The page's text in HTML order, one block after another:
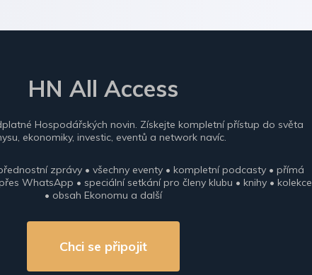
HN All Access
Hospodářských novin. Získejte kompletní přístup do světa
ekonomiky, investic, eventů a network navíc.
zprávy • všechny eventy • kompletní podcasty • přímá
WhatsApp • speciální setkání pro členy klubu • knihy • kolekce
• obsah Ekonomu a další
Chci se připojit